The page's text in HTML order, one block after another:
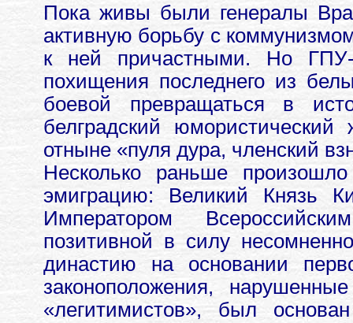
Пока живы были генералы
активную борьбу с
к ней причастными. Но
похищения последнего из
боевой превращаться в
белградский
отныне «пуля дура, членский
Несколько раньше
эмиграцию: Великий Князь
Императором
позитивной в силу
династию на основании
законоположения,
«легитимистов», был